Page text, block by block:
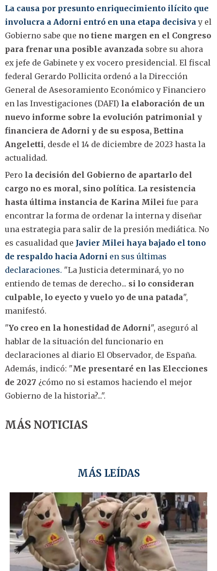
La causa por presunto enriquecimiento ilícito que
involucra a Adorni entró en una etapa decisiva y el
Gobierno sabe que no tiene margen en el Congreso
para frenar una posible avanzada sobre su ahora
ex jefe de Gabinete y ex vocero presidencial. El fiscal
federal Gerardo Pollicita ordenó a la Dirección
General de Asesoramiento Económico y Financiero
en las Investigaciones (DAFI) la elaboración de un
nuevo informe sobre la evolución patrimonial y
financiera de Adorni y de su esposa, Bettina
Angeletti, desde el 14 de diciembre de 2023 hasta la
actualidad.
Pero la decisión del Gobierno de apartarlo del
cargo no es moral, sino política. La resistencia
hasta última instancia de Karina Milei fue para
encontrar la forma de ordenar la interna y diseñar
una estrategia para salir de la presión mediática. No
es casualidad que Javier Milei haya bajado el tono
de respaldo hacia Adorni en sus últimas
declaraciones. "La Justicia determinará, yo no
entiendo de temas de derecho... si lo consideran
culpable, lo eyecto y vuelo yo de una patada",
manifestó.
"Yo creo en la honestidad de Adorni", aseguró al
hablar de la situación del funcionario en
declaraciones al diario El Observador, de España.
Además, indicó: "Me presentaré en las Elecciones
de 2027 ¿cómo no si estamos haciendo el mejor
Gobierno de la historia?...".
MÁS NOTICIAS
MÁS LEÍDAS